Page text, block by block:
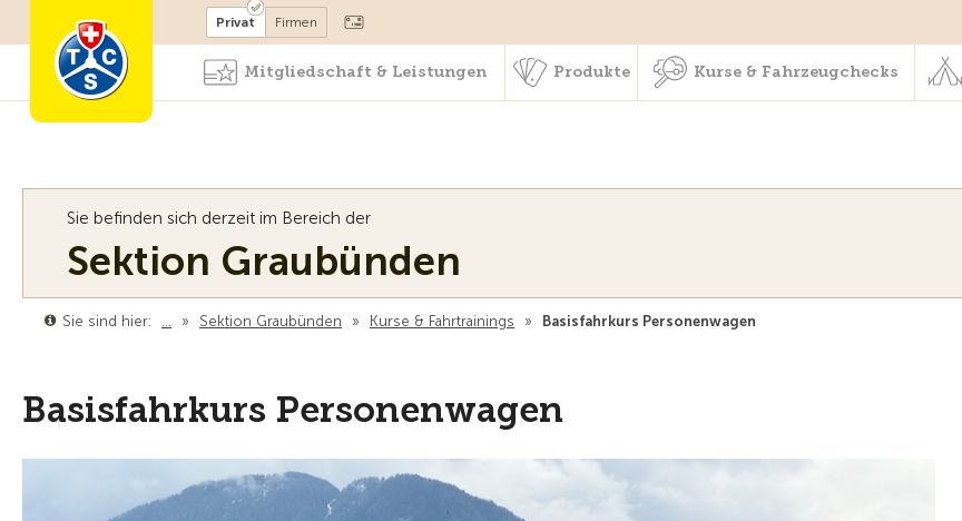
Mitglied werden
Privat Firmen
Mitgliedschaft & Leistungen Produkte Kurse & Fahrzeugchecks
Sie befinden sich derzeit im Bereich der
Sektion Graubünden
Sie sind hier: … » Sektion Graubünden » Kurse & Fahrtrainings » Basisfahrkurs Personenwagen
Basisfahrkurs Personenwagen